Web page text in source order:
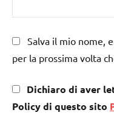
Salva il mio nome,
per la prossima volta
Dichiaro di aver
Policy di questo sito